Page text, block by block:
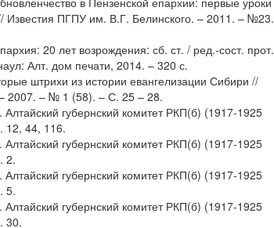
// Известия ПГПУ им. В.Г. Белинского. – 2011. – №23.
20 лет возрождения: сб. ст. / ред.-сост. прот.
Алт. дом печати, 2014. – 320 с.
штрихи из истории евангелизации Сибири //
2007. – № 1 (58). – С. 25 – 28.
губернский комитет РКП(б) (1917-1925
12, 44, 116.
губернский комитет РКП(б) (1917-1925
2.
губернский комитет РКП(б) (1917-1925
5.
губернский комитет РКП(б) (1917-1925
30.